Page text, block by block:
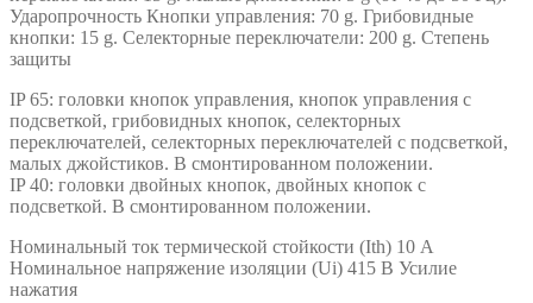
Ударопрочность Кнопки управления: 70 g. Грибовидные
кнопки: 15 g. Селекторные переключатели: 200 g. Степень
защиты
IP 65: головки кнопок управления, кнопок управления с
подсветкой, грибовидных кнопок, селекторных
переключателей, селекторных переключателей с подсветкой,
малых джойстиков. В смонтированном положении.
IP 40: головки двойных кнопок, двойных кнопок с
подсветкой. В смонтированном положении.
Номинальный ток термической стойкости (Ith) 10 А
Номинальное напряжение изоляции (Ui) 415 В Усилие
нажатия